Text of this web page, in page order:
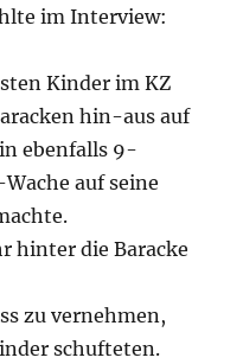
im Interview:
Kinder im KZ
hin-aus auf
eben­falls 9-
auf seine
hinter die Baracke
zu vernehmen,
schuf­teten.